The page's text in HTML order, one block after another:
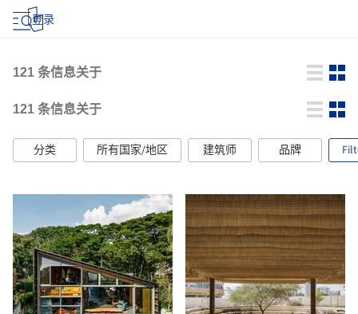
登录
121 条信息关于
121 条信息关于
分类 所有国家/地区 建筑师 品牌